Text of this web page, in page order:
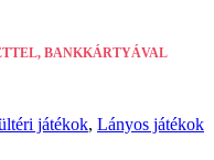
BANKKÁRTYÁVAL
játékok, Lányos játékok